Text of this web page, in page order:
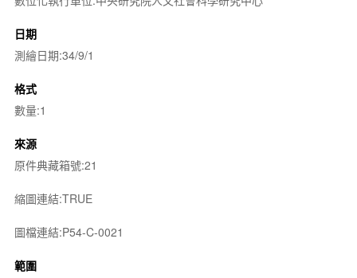
日期
測繪日期:34/9/1
格式
數量:1
來源
原件典藏箱號:21
縮圖連結:TRUE
圖檔連結:P54-C-0021
範圍